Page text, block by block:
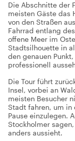
Die Abschnitte der
meisten Gäste das
von den Straßen
Fahrrad entlang
offene Meer im
Stadtsilhouette in
den genauen
professionell
Die Tour führt
Insel, vorbei an
meisten Besucher
Stadt fahren, um in
Pause einzulegen.
Stockholmer
anders aussieht.